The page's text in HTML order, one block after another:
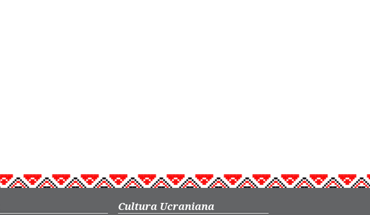
Cultura Ucraniana